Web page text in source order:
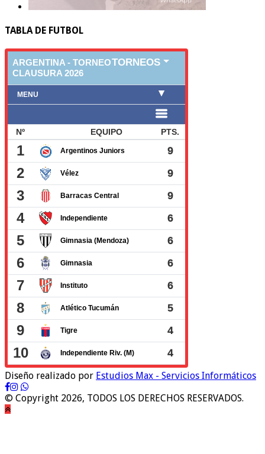
TABLA DE FUTBOL
Diseño realizado por Estudios Max - Servicios Informáticos
© Copyright 2026, TODOS LOS DERECHOS RESERVADOS.